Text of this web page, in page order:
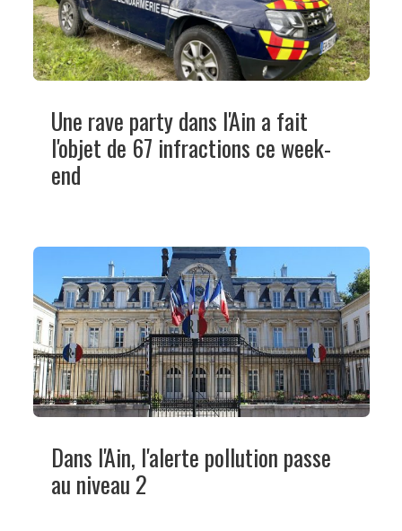
Une rave party dans l'Ain a fait
l'objet de 67 infractions ce week-
end
Dans l'Ain, l'alerte pollution passe
au niveau 2